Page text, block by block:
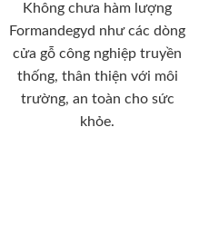
Không chưa hàm lượng
Formandegyd như các dòng
cửa gỗ công nghiệp truyền
thống, thân thiện với môi
trường, an toàn cho sức
khỏe.